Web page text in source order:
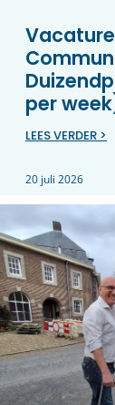
per
LEES VERDER >
20 juli 2026